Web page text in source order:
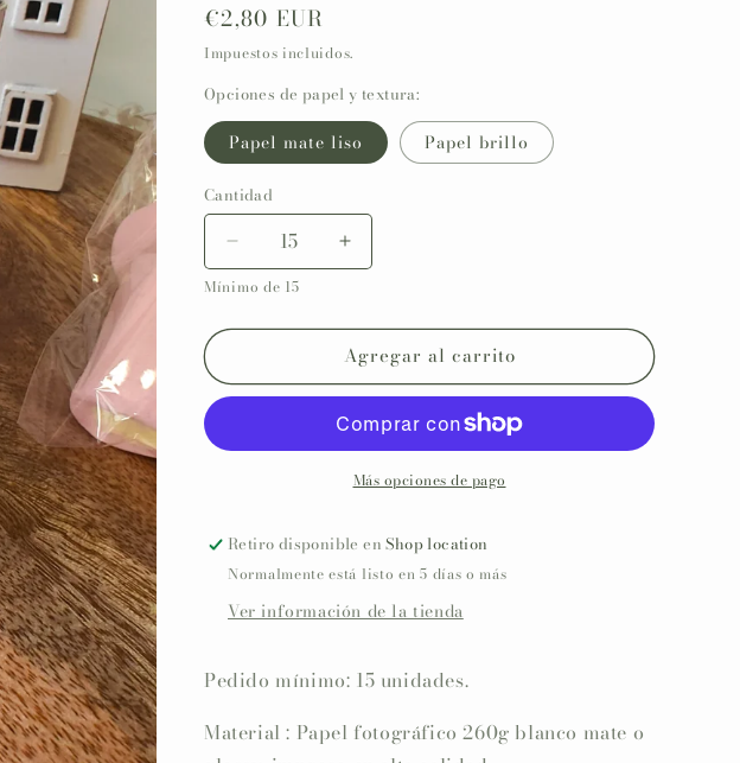
Precio
habitual
€2,80 EUR
Impuestos incluidos.
Opciones de papel y textura:
Papel mate liso Papel brillo
Cantidad
Reducir
cantidad
Caja
Bautizo
COLECCIÓN
UNICORNIO
Aumentar
cantidad
Caja
sorpresa
Bautizo
COLECCIÓN
UNICORNIO
Mínimo de 15
Agregar al carrito
Más opciones de pago
Retiro disponible enShop location
Normalmente está listo en 5 días o más
Ver información de la tienda
Pedido mínimo: 15 unidades.
Material : Papel fotográfico 260g blanco mate o